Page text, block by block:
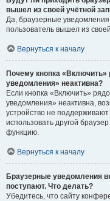
вышел из своей учётной
Да, браузерные
пользователь вышел из
Вернуться к началу
Почему кнопка
уведомления» неактивна?
Если кнопка «Включить»
уведомления» неактивна,
устройство не
использовать другой
функцию.
Вернуться к началу
Браузерные уведомления
поступают. Что делать?
Убедитесь, что сайту